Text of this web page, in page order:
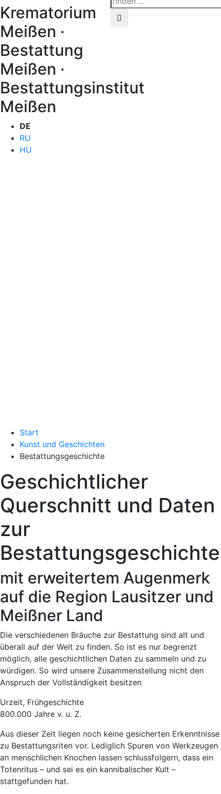
Krematorium
Meißen ·
Bestattung
Meißen ·
Bestattungsinstitut
Meißen
DE
RU
HU
Start
Kunst und Geschichten
Bestattungsgeschichte
Geschichtlicher
Querschnitt und Daten
zur
Bestattungsgeschichte
mit erweitertem Augenmerk
auf die Region Lausitzer und
Meißner Land
Die verschiedenen Bräuche zur Bestattung sind alt und
überall auf der Welt zu finden. So ist es nur begrenzt
möglich, alle geschichtlichen Daten zu sammeln und zu
würdigen. So wird unsere Zusammenstellung nicht den
Anspruch der Vollständigkeit besitzen
Urzeit, Frühgeschichte
800.000 Jahre v. u. Z.
Aus dieser Zeit liegen noch keine gesicherten Erkenntnisse
zu Bestattungsriten vor. Lediglich Spuren von Werkzeugen
an menschlichen Knochen lassen schlussfolgern, dass ein
Totenritus – und sei es ein kannibalischer Kult –
stattgefunden hat.